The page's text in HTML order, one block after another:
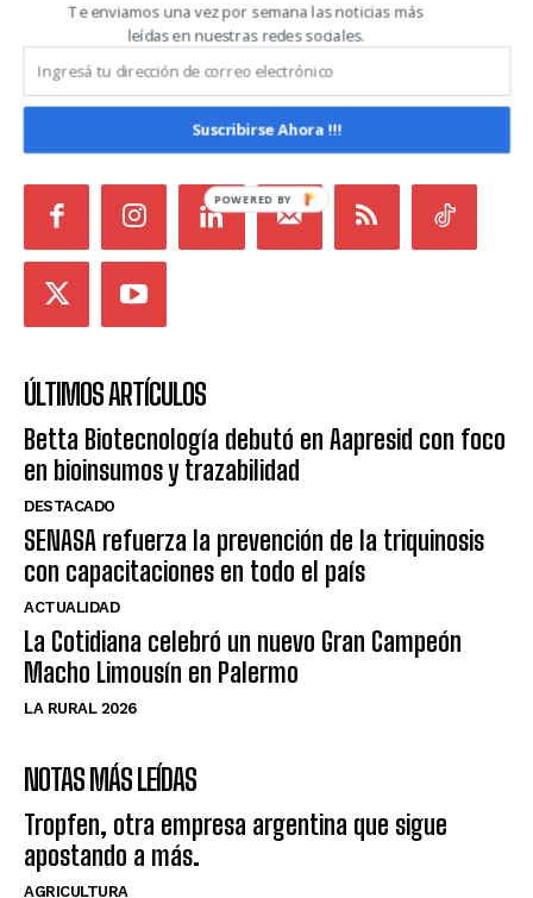
ACERCA DE NOSOTROS
Noticias de Campo es un medio independiente
focalizado en Redes Sociales que intenta aglutinar
todas las noticias del sector en un sólo lugar.
ÚLTIMOS ARTÍCULOS
Betta Biotecnología debutó en Aapresid con foco
en bioinsumos y trazabilidad
DESTACADO
SENASA refuerza la prevención de la triquinosis
con capacitaciones en todo el país
ACTUALIDAD
La Cotidiana celebró un nuevo Gran Campeón
Macho Limousín en Palermo
LA RURAL 2026
NOTAS MÁS LEÍDAS
Tropfen, otra empresa argentina que sigue
apostando a más.
AGRICULTURA
Te enviamos una vez por semana las noticias más
leídas en nuestras redes sociales.
Suscribirse Ahora !!!
POWERED